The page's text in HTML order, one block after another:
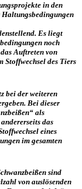
in den
Haltungsbedingungen
Es liegt
noch
Auftreten von
Stoffwechsel des Tiers
bei der weiteren
Bei dieser
als
das
eines
im gesamten
sind
von auslösenden